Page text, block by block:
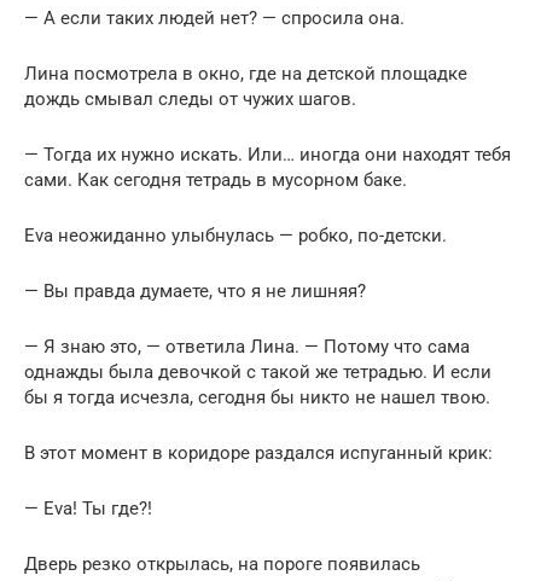
— А если таких людей нет? — спросила она.
Лина посмотрела в окно, где на детской площадке
дождь смывал следы от чужих шагов.
— Тогда их нужно искать. Или… иногда они находят тебя
сами. Как сегодня тетрадь в мусорном баке.
Eva неожиданно улыбнулась — робко, по-детски.
— Вы правда думаете, что я не лишняя?
— Я знаю это, — ответила Лина. — Потому что сама
однажды была девочкой с такой же тетрадью. И если
бы я тогда исчезла, сегодня бы никто не нашел твою.
В этот момент в коридоре раздался испуганный крик:
— Eva! Ты где?!
Дверь резко открылась, на пороге появилась